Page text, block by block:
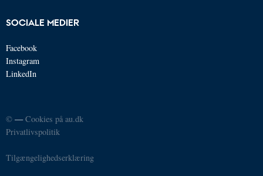
SOCIALE MEDIER
Facebook
Instagram
LinkedIn
© —Cookies på au.dk
Privatlivspolitik
Tilgængelighedserklæring